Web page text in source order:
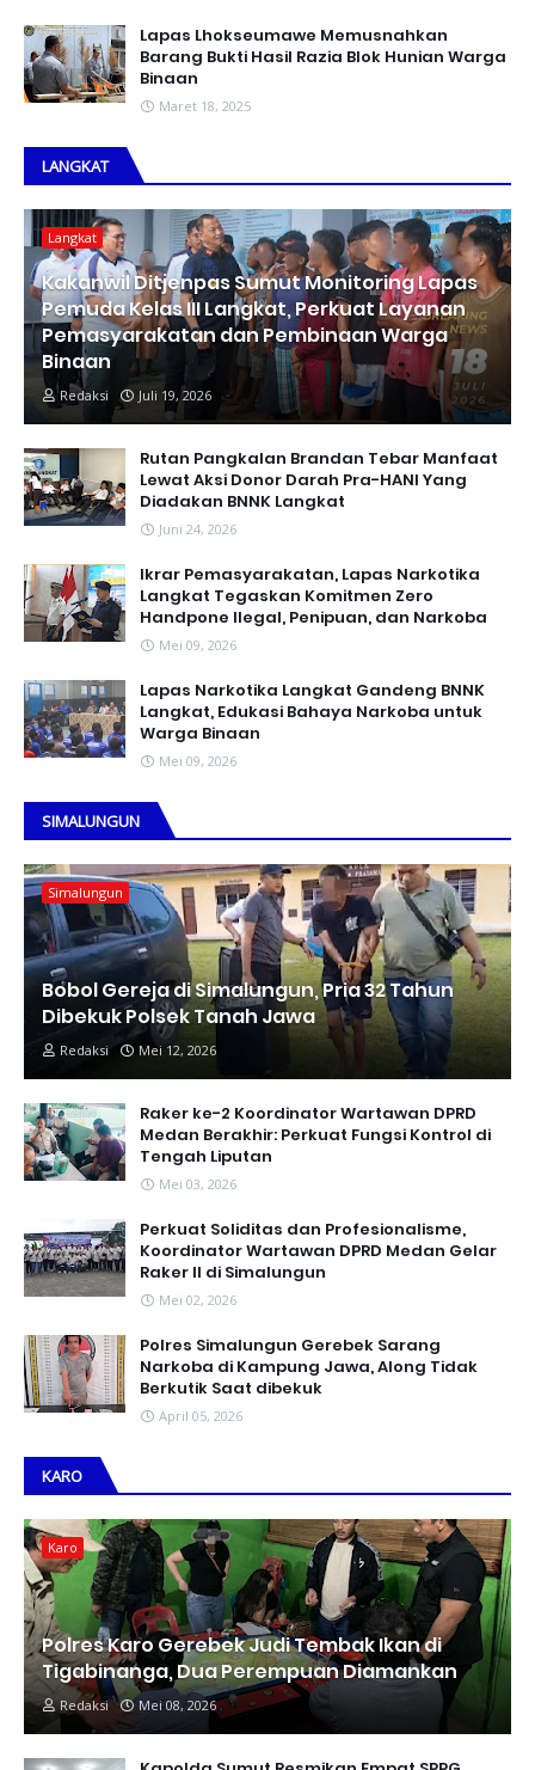
Lapas Lhokseumawe Memusnahkan
Barang Bukti Hasil Razia Blok Hunian Warga
Binaan
Maret 18, 2025
LANGKAT
Langkat
Kakanwil Ditjenpas Sumut Monitoring Lapas
Pemuda Kelas III Langkat, Perkuat Layanan
Pemasyarakatan dan Pembinaan Warga
Binaan
Redaksi Juli 19, 2026
Rutan Pangkalan Brandan Tebar Manfaat
Lewat Aksi Donor Darah Pra-HANI Yang
Diadakan BNNK Langkat
Juni 24, 2026
Ikrar Pemasyarakatan, Lapas Narkotika
Langkat Tegaskan Komitmen Zero
Handpone llegal, Penipuan, dan Narkoba
Mei 09, 2026
Lapas Narkotika Langkat Gandeng BNNK
Langkat, Edukasi Bahaya Narkoba untuk
Warga Binaan
Mei 09, 2026
SIMALUNGUN
Simalungun
Bobol Gereja di Simalungun, Pria 32 Tahun
Dibekuk Polsek Tanah Jawa
Redaksi Mei 12, 2026
Raker ke-2 Koordinator Wartawan DPRD
Medan Berakhir: Perkuat Fungsi Kontrol di
Tengah Liputan
Mei 03, 2026
Perkuat Soliditas dan Profesionalisme,
Koordinator Wartawan DPRD Medan Gelar
Raker II di Simalungun
Mei 02, 2026
Polres Simalungun Gerebek Sarang
Narkoba di Kampung Jawa, Along Tidak
Berkutik Saat dibekuk
April 05, 2026
KARO
Karo
Polres Karo Gerebek Judi Tembak Ikan di
Tigabinanga, Dua Perempuan Diamankan
Redaksi Mei 08, 2026